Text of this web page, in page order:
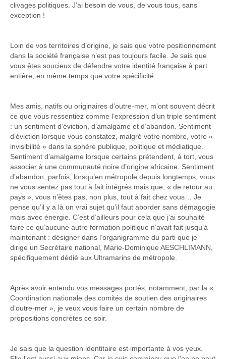
clivages politiques. J’ai besoin de vous, de vous tous, sans
exception !
Loin de vos territoires d’origine, je sais que votre positionnement
dans la société française n’est pas toujours facile. Je sais que
vous êtes soucieux de défendre votre identité française à part
entière, en même temps que votre spécificité.
Mes amis, natifs ou originaires d’outre-mer, m’ont souvent décrit
ce que vous ressentiez comme l’expression d’un triple sentiment
: un sentiment d’éviction, d’amalgame et d’abandon. Sentiment
d’éviction lorsque vous constatez, malgré votre nombre, votre «
invisibilité » dans la sphère publique, politique et médiatique.
Sentiment d’amalgame lorsque certains prétendent, à tort, vous
associer à une communauté noire d’origine africaine. Sentiment
d’abandon, parfois, lorsqu’en métropole depuis longtemps, vous
ne vous sentez pas tout à fait intégrés mais que, « de retour au
pays », vous n’êtes pas, non plus, tout à fait chez vous… Je
pense qu’il y a là un vrai sujet qu’il faut aborder sans démagogie
mais avec énergie. C’est d’ailleurs pour cela que j’ai souhaité
faire ce qu’aucune autre formation politique n’avait fait jusqu’à
maintenant : désigner dans l’organigramme du parti que je
dirige un Secrétaire national, Marie-Dominique AESCHLIMANN,
spécifiquement dédié aux Ultramarins de métropole.
Après avoir entendu vos messages portés, notamment, par la «
Coordination nationale des comités de soutien des originaires
d’outre-mer », je veux vous faire un certain nombre de
propositions concrètes ce soir.
Je sais que la question identitaire est importante à vos yeux.